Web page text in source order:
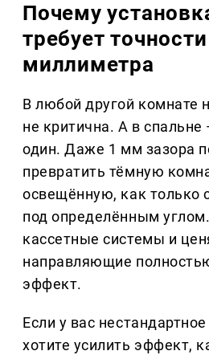
Почему
требует
миллиметра
В любой другой комнате
не критична. А в
один. Даже 1 мм зазора
превратить тёмную
освещённую, как только
под определённым
кассетные системы и
направляющие
эффект.
Если у вас
хотите усилить эффект,